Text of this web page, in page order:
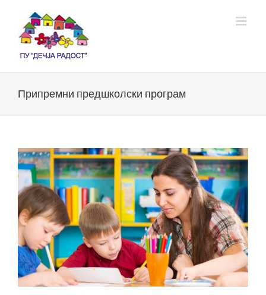
content
Припремни предшколски програм
View
Larger
Image